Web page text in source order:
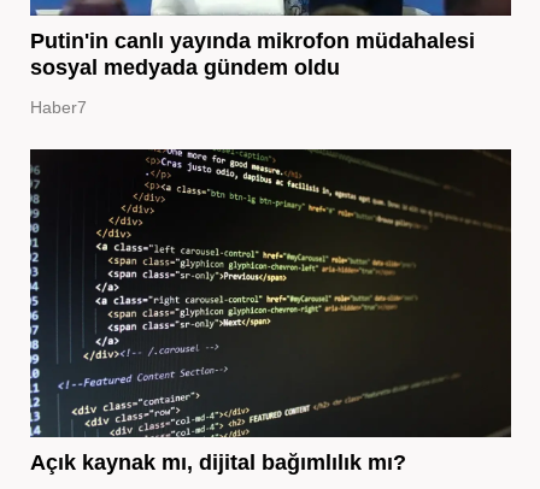
Putin'in canlı yayında mikrofon müdahalesi
sosyal medyada gündem oldu
Haber7
Açık kaynak mı, dijital bağımlılık mı?